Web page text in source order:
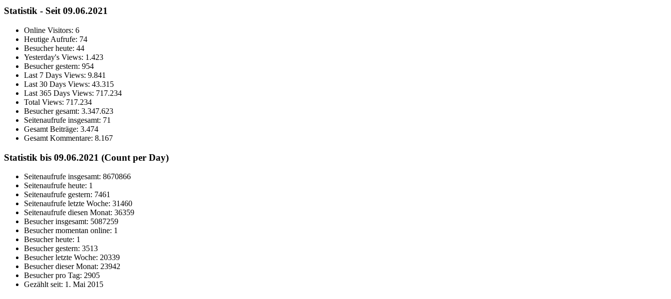
Statistik - Seit 09.06.2021
Online Visitors: 6
Heutige Aufrufe: 74
Besucher heute: 44
Yesterday's Views: 1.423
Besucher gestern: 954
Last 7 Days Views: 9.841
Last 30 Days Views: 43.315
Last 365 Days Views: 717.234
Total Views: 717.234
Besucher gesamt: 3.347.623
Seitenaufrufe insgesamt: 71
Gesamt Beiträge: 3.474
Gesamt Kommentare: 8.167
Statistik bis 09.06.2021 (Count per Day)
Seitenaufrufe insgesamt: 8670866
Seitenaufrufe heute: 1
Seitenaufrufe gestern: 7461
Seitenaufrufe letzte Woche: 31460
Seitenaufrufe diesen Monat: 36359
Besucher insgesamt: 5087259
Besucher momentan online: 1
Besucher heute: 1
Besucher gestern: 3513
Besucher letzte Woche: 20339
Besucher dieser Monat: 23942
Besucher pro Tag: 2905
Gezählt seit: 1. Mai 2015